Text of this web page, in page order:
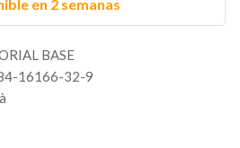
en 2 semanas
BASE
16166-32-9